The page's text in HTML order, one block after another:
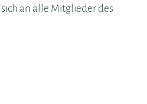
an alle Mitglieder des